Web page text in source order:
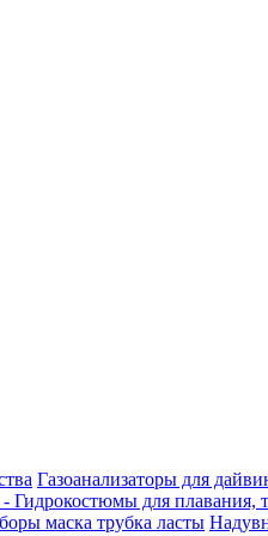
Газоанализаторы для
- Гидрокостюмы для плавания,
маска трубка ласты